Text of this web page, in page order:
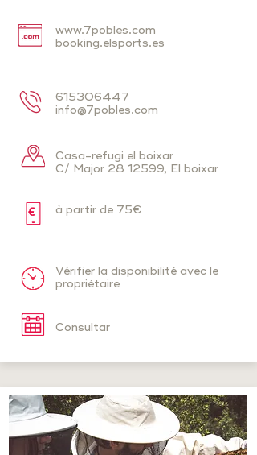
www.7pobles.com
booking.elsports.es
615306447
info@7pobles.com
Casa-refugi el boixar
C/ Major 28 12599, El boixar
à partir de 75€
Vérifier la disponibilité avec le
propriétaire
Consultar